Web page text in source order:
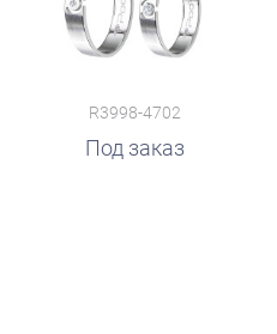
R3998-4702
Под заказ